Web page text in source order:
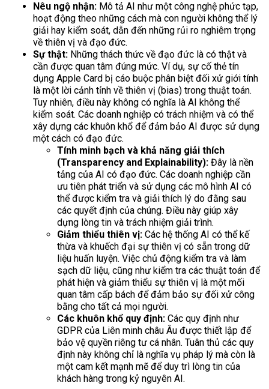
Nêu ngộ nhận: Mô tả AI như một công nghệ phức tạp,
hoạt động theo những cách mà con người không thể lý
giải hay kiểm soát, dẫn đến những rủi ro nghiêm trọng
về thiên vị và đạo đức.
Sự thật: Những thách thức về đạo đức là có thật và
cần được quan tâm đúng mức. Ví dụ, sự cố thẻ tín
dụng Apple Card bị cáo buộc phân biệt đối xử giới tính
là một lời cảnh tỉnh về thiên vị (bias) trong thuật toán.
Tuy nhiên, điều này không có nghĩa là AI không thể
kiểm soát. Các doanh nghiệp có trách nhiệm và có thể
xây dựng các khuôn khổ để đảm bảo AI được sử dụng
một cách có đạo đức.
Tính minh bạch và khả năng giải thích
(Transparency and Explainability): Đây là nền
tảng của AI có đạo đức. Các doanh nghiệp cần
ưu tiên phát triển và sử dụng các mô hình AI có
thể được kiểm tra và giải thích lý do đằng sau
các quyết định của chúng. Điều này giúp xây
dựng lòng tin và trách nhiệm giải trình.
Giảm thiểu thiên vị: Các hệ thống AI có thể kế
thừa và khuếch đại sự thiên vị có sẵn trong dữ
liệu huấn luyện. Việc chủ động kiểm tra và làm
sạch dữ liệu, cũng như kiểm tra các thuật toán để
phát hiện và giảm thiểu sự thiên vị là một mối
quan tâm cấp bách để đảm bảo sự đối xử công
bằng cho tất cả mọi người.
Các khuôn khổ quy định: Các quy định như
GDPR của Liên minh châu Âu được thiết lập để
bảo vệ quyền riêng tư cá nhân. Tuân thủ các quy
định này không chỉ là nghĩa vụ pháp lý mà còn là
một cam kết mạnh mẽ để duy trì lòng tin của
khách hàng trong kỷ nguyên AI.